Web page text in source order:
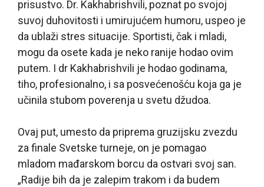
prisustvo. Dr. Kakhabrishvili, poznat po svojoj
suvoj duhovitosti i umirujućem humoru, uspeo je
da ublaži stres situacije. Sportisti, čak i mladi,
mogu da osete kada je neko ranije hodao ovim
putem. I dr Kakhabrishvili je hodao godinama,
tiho, profesionalno, i sa posvećenošću koja ga je
učinila stubom poverenja u svetu džudoa.
Ovaj put, umesto da priprema gruzijsku zvezdu
za finale Svetske turneje, on je pomagao
mladom mađarskom borcu da ostvari svoj san.
„Radije bih da je zalepim trakom i da budem